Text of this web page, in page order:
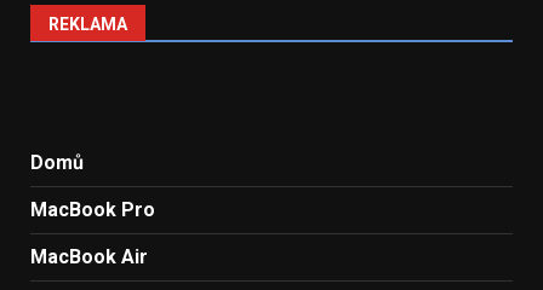
REKLAMA
Domů
MacBook Pro
MacBook Air